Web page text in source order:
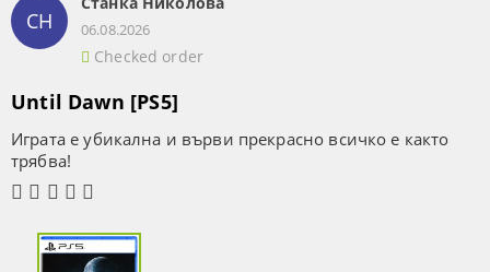
СН 06.08.2026
Checked order
Until Dawn [PS5]
Играта е убикална и върви прекрасно всичко е както
трябва!